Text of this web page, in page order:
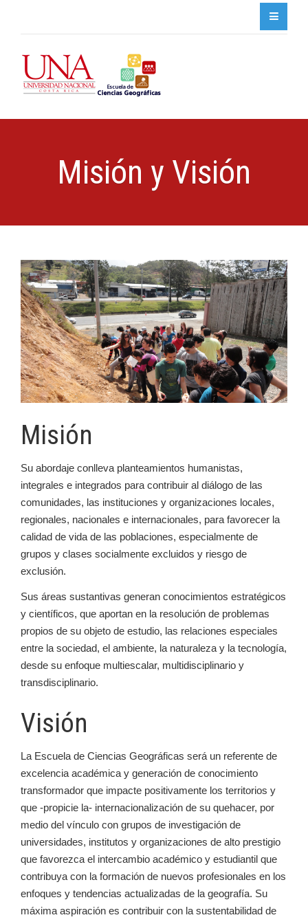
Misión y Visión
Misión
Su abordaje conlleva planteamientos humanistas,
integrales e integrados para contribuir al diálogo de las
comunidades, las instituciones y organizaciones locales,
regionales, nacionales e internacionales, para favorecer la
calidad de vida de las poblaciones, especialmente de
grupos y clases socialmente excluidos y riesgo de
exclusión.
Sus áreas sustantivas generan conocimientos estratégicos
y científicos, que aportan en la resolución de problemas
propios de su objeto de estudio, las relaciones especiales
entre la sociedad, el ambiente, la naturaleza y la tecnología,
desde su enfoque multiescalar, multidisciplinario y
transdisciplinario.
Visión
La Escuela de Ciencias Geográficas será un referente de
excelencia académica y generación de conocimiento
transformador que impacte positivamente los territorios y
que -propicie la- internacionalización de su quehacer, por
medio del vínculo con grupos de investigación de
universidades, institutos y organizaciones de alto prestigio
que favorezca el intercambio académico y estudiantil que
contribuya con la formación de nuevos profesionales en los
enfoques y tendencias actualizadas de la geografía. Su
máxima aspiración es contribuir con la sustentabilidad de